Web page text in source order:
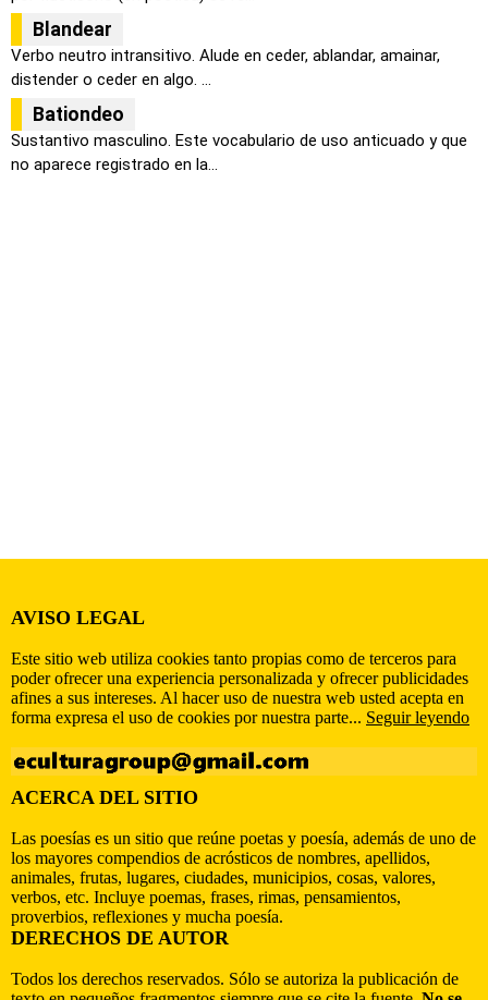
Blandear
Verbo neutro intransitivo. Alude en ceder, ablandar, amainar,
distender o ceder en algo. ...
Bationdeo
Sustantivo masculino. Este vocabulario de uso anticuado y que
no aparece registrado en la...
AVISO LEGAL
Este sitio web utiliza cookies tanto propias como de terceros para
poder ofrecer una experiencia personalizada y ofrecer publicidades
afines a sus intereses. Al hacer uso de nuestra web usted acepta en
forma expresa el uso de cookies por nuestra parte... Seguir leyendo
ACERCA DEL SITIO
Las poesías es un sitio que reúne poetas y poesía, además de uno de
los mayores compendios de acrósticos de nombres, apellidos,
animales, frutas, lugares, ciudades, municipios, cosas, valores,
verbos, etc. Incluye poemas, frases, rimas, pensamientos,
proverbios, reflexiones y mucha poesía.
DERECHOS DE AUTOR
Todos los derechos reservados. Sólo se autoriza la publicación de